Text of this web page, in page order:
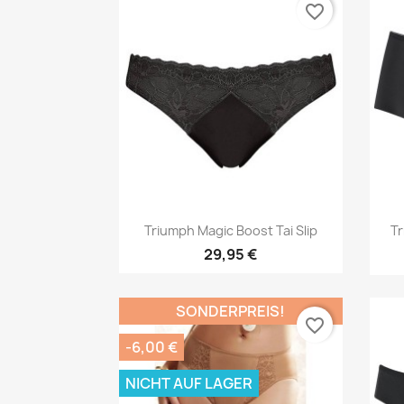
Vorschau
Triumph Magic Boost Tai Slip
29,95 €
favorite_border
SONDERPREIS!
-6,00 €
NICHT AUF LAGER
favorite_border